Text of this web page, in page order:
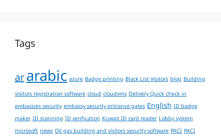
Tags
ararabicazureBadge printing Black List Visitorsblog Building
visitors registration softwarecloudcloudvmsDelivery Quick check in
embassies securityembassy security entrance gatesEnglishID badge
makerID scanning ID verificationKuwait ID card readerLobby system
microsoftnewsOil gas building and visitors security softwarePACIPACI